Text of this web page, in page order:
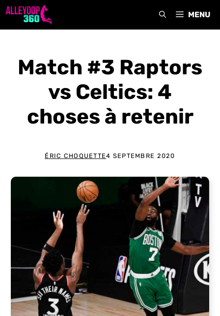
Aller
MENU
Match #3 Raptors
vs Celtics: 4
choses à retenir
ÉRIC CHOQUETTE4 SEPTEMBRE 2020